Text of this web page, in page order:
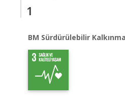
1
BM Sürdürülebilir